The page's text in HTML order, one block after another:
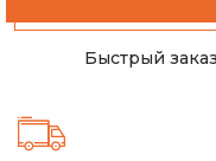
Быстрый заказ